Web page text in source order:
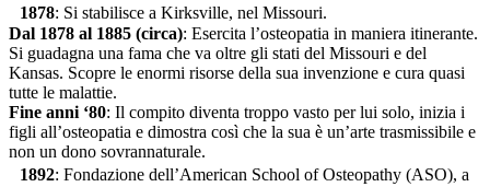
1878: Si stabilisce a Kirksville, nel Missouri.
Dal 1878 al 1885 (circa): Esercita l’osteopatia in maniera itinerante.
Si guadagna una fama che va oltre gli stati del Missouri e del
Kansas. Scopre le enormi risorse della sua invenzione e cura quasi
tutte le malattie.
Fine anni ‘80: Il compito diventa troppo vasto per lui solo, inizia i
figli all’osteopatia e dimostra così che la sua è un’arte trasmissibile e
non un dono sovrannaturale.
1892: Fondazione dell’American School of Osteopathy (ASO), a